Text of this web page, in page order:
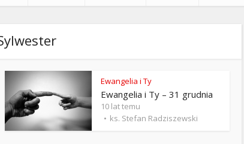
Ewangelia i Ty
Ewangelia i Ty – 31 grudnia
10 lat temu
ks. Stefan Radziszewski
29 grudnia Ewangelia i Ty – 27 grudnia